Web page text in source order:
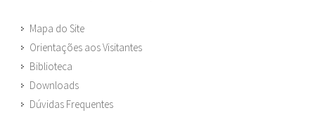
Mapa do Site
Orientações aos Visitantes
Biblioteca
Downloads
Dúvidas Frequentes